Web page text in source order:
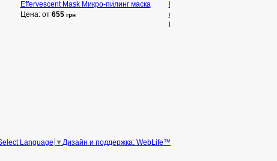
Effervescent Mask Микро-пилинг маска
Цена: от 655 грн
сияния
Дизайн и поддержка: WebLife™
Language ▼